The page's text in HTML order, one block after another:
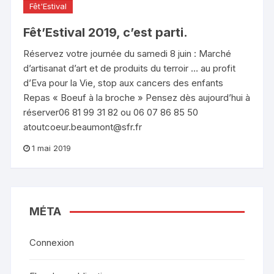
Fêt'Estival
Fêt’Estival 2019, c’est parti.
Réservez votre journée du samedi 8 juin : Marché
d’artisanat d’art et de produits du terroir … au profit
d’Eva pour la Vie, stop aux cancers des enfants
Repas « Boeuf à la broche » Pensez dès aujourd’hui à
réserver06 81 99 31 82 ou 06 07 86 85 50
atoutcoeur.beaumont@sfr.fr
1 mai 2019
MÉTA
Connexion